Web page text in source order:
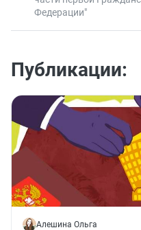
Федерации"
Публикации:
Алешина Ольга